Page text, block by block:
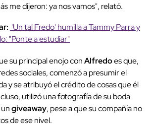
me dijeron: ya nos vamos", relató.
'Un tal Fredo' humilla a Tammy Parra y
"Ponte a estudiar"
su principal enojo conAlfredoes que,
sociales, comenzó a presumir el
y se atribuyó el crédito de cosas que él
utilizó una fotografía de su boda
giveaway, pese a que su compañía no
de ese nivel.